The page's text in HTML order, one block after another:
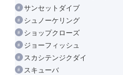
サンセットダイブ
シュノーケリング
ショップクローズ
ジョーフィッシュ
スカシテンジクダイ
スキューバ